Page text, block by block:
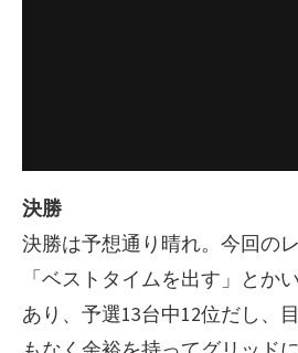
決勝
決勝は予想通り晴れ。今回の
「ベストタイムを出す」とか
あり、予選13台中12位だし、